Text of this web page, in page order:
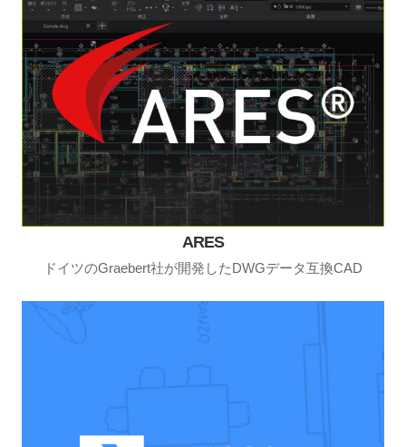
ARES
ドイツのGraebert社が開発したDWGデータ互換CAD